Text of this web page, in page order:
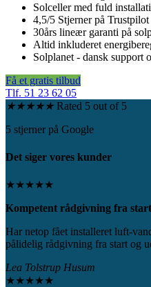
Solceller med fuld
4,5/5 Stjerner på Trustpilot
30års lineær garanti på
Altid inkluderet
Solplanet - dansk support
Få et gratis tilbud
Tlf. 51 23 62 05
★★★★★ Rated 5 out of 5
5 stjerner på Google
Det siger vores kunder
★★★★★
Kompetent rådgivning fra start
Har netop fået installeret luft-
pålidelig rådgivning fra start og
Lea Tolstrup Husum
★★★★★